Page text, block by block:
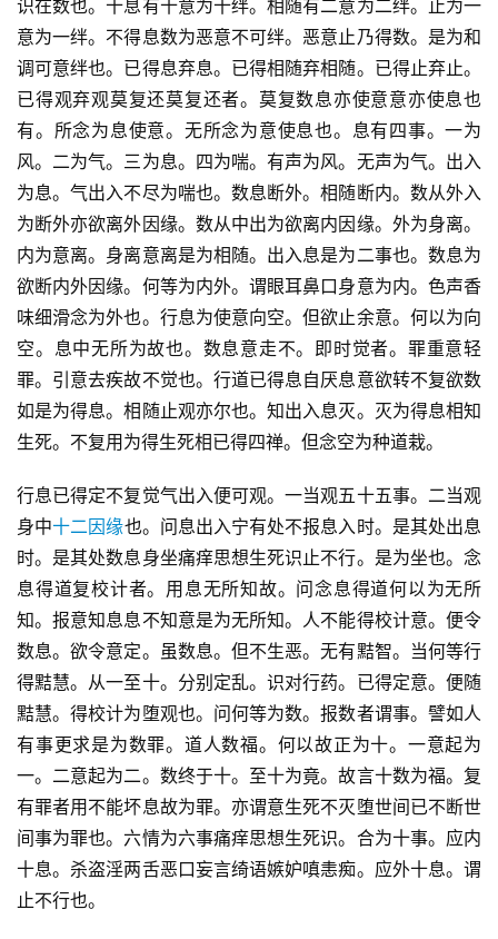
识在数也。十息有十意为十绊。相随有二意为二绊。止为一
意为一绊。不得息数为恶意不可绊。恶意止乃得数。是为和
调可意绊也。已得息弃息。已得相随弃相随。已得止弃止。
已得观弃观莫复还莫复还者。莫复数息亦使意意亦使息也
有。所念为息使意。无所念为意使息也。息有四事。一为
风。二为气。三为息。四为喘。有声为风。无声为气。出入
为息。气出入不尽为喘也。数息断外。相随断内。数从外入
为断外亦欲离外因缘。数从中出为欲离内因缘。外为身离。
内为意离。身离意离是为相随。出入息是为二事也。数息为
欲断内外因缘。何等为内外。谓眼耳鼻口身意为内。色声香
味细滑念为外也。行息为使意向空。但欲止余意。何以为向
空。息中无所为故也。数息意走不。即时觉者。罪重意轻
罪。引意去疾故不觉也。行道已得息自厌息意欲转不复欲数
如是为得息。相随止观亦尔也。知出入息灭。灭为得息相知
生死。不复用为得生死相已得四禅。但念空为种道栽。
行息已得定不复觉气出入便可观。一当观五十五事。二当观
身中十二因缘也。问息出入宁有处不报息入时。是其处出息
时。是其处数息身坐痛痒思想生死识止不行。是为坐也。念
息得道复校计者。用息无所知故。问念息得道何以为无所
知。报意知息息不知意是为无所知。人不能得校计意。便令
数息。欲令意定。虽数息。但不生恶。无有黠智。当何等行
得黠慧。从一至十。分别定乱。识对行药。已得定意。便随
黠慧。得校计为堕观也。问何等为数。报数者谓事。譬如人
有事更求是为数罪。道人数福。何以故正为十。一意起为
一。二意起为二。数终于十。至十为竟。故言十数为福。复
有罪者用不能坏息故为罪。亦谓意生死不灭堕世间已不断世
间事为罪也。六情为六事痛痒思想生死识。合为十事。应内
十息。杀盗淫两舌恶口妄言绮语嫉妒嗔恚痴。应外十息。谓
止不行也。